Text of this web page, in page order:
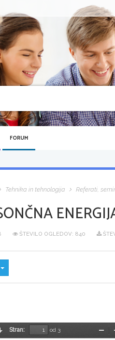
FORUM
Tehnika in tehnologija Referati,
ŠTEVILO OGLEDOV: 840
Skrij/prikaži meni
Stran:
od 3